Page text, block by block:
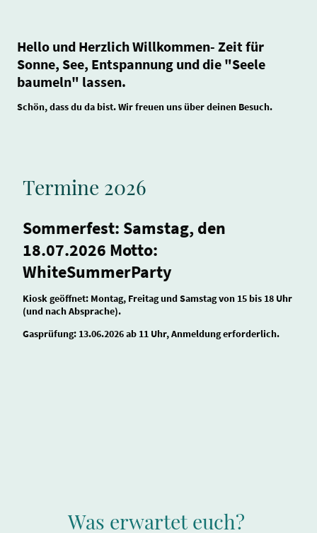
Hello und Herzlich Willkommen- Zeit für
Sonne, See, Entspannung und die "Seele
baumeln" lassen.
Schön, dass du da bist. Wir freuen uns über deinen Besuch.
Termine 2026
Sommerfest: Samstag, den
18.07.2026 Motto:
WhiteSummerParty
Kiosk geöffnet: Montag, Freitag und Samstag von 15 bis 18 Uhr
(und nach Absprache).
Gasprüfung: 13.06.2026 ab 11 Uhr, Anmeldung erforderlich.
Was erwartet euch?